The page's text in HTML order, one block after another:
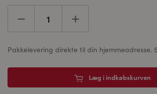
Pakkelevering direkte til din hjemmeadresse.
Læg i indkøbskurven